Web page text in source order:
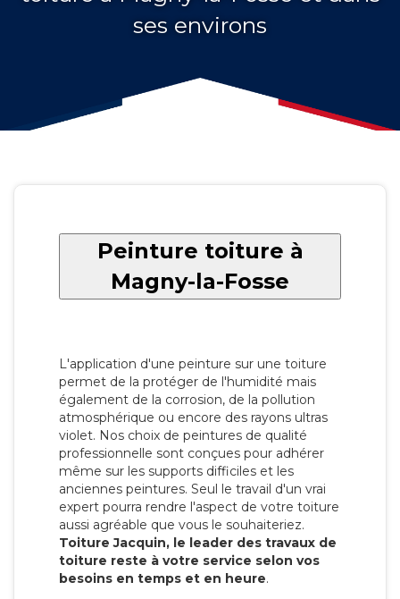
ses environs
Peinture toiture à
Magny-la-Fosse
L'application d'une peinture sur une toiture
permet de la protéger de l'humidité mais
également de la corrosion, de la pollution
atmosphérique ou encore des rayons ultras
violet. Nos choix de peintures de qualité
professionnelle sont conçues pour adhérer
même sur les supports difficiles et les
anciennes peintures. Seul le travail d'un vrai
expert pourra rendre l'aspect de votre toiture
aussi agréable que vous le souhaiteriez.
Toiture Jacquin, le leader des travaux de
toiture reste à votre service selon vos
besoins en temps et en heure.